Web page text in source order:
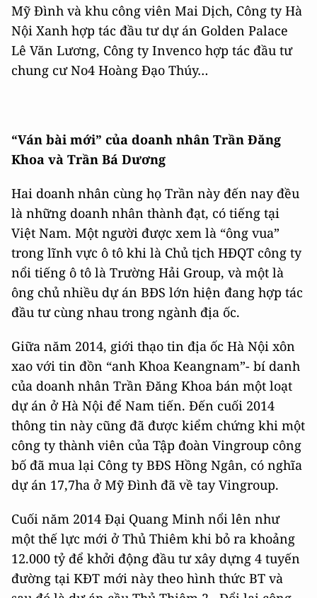
Mỹ Đình và khu công viên Mai Dịch, Công ty Hà
Nội Xanh hợp tác đầu tư dự án Golden Palace
Lê Văn Lương, Công ty Invenco hợp tác đầu tư
chung cư No4 Hoàng Đạo Thúy…
“Ván bài mới” của doanh nhân Trần Đăng
Khoa và Trần Bá Dương
Hai doanh nhân cùng họ Trần này đến nay đều
là những doanh nhân thành đạt, có tiếng tại
Việt Nam. Một người được xem là “ông vua”
trong lĩnh vực ô tô khi là Chủ tịch HĐQT công ty
nổi tiếng ô tô là Trường Hải Group, và một là
ông chủ nhiều dự án BĐS lớn hiện đang hợp tác
đầu tư cùng nhau trong ngành địa ốc.
Giữa năm 2014, giới thạo tin địa ốc Hà Nội xôn
xao với tin đồn “anh Khoa Keangnam”- bí danh
của doanh nhân Trần Đăng Khoa bán một loạt
dự án ở Hà Nội để Nam tiến. Đến cuối 2014
thông tin này cũng đã được kiểm chứng khi một
công ty thành viên của Tập đoàn Vingroup công
bố đã mua lại Công ty BĐS Hồng Ngân, có nghĩa
dự án 17,7ha ở Mỹ Đình đã về tay Vingroup.
Cuối năm 2014 Đại Quang Minh nổi lên như
một thế lực mới ở Thủ Thiêm khi bỏ ra khoảng
12.000 tỷ để khởi động đầu tư xây dựng 4 tuyến
đường tại KĐT mới này theo hình thức BT và